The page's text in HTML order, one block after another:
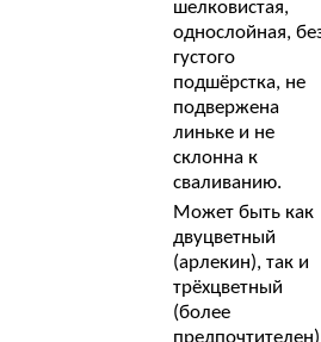
шелковистая,
однослойная,
густого
подшёрстка, не
подвержена
линьке и не
склонна к
сваливанию.
Может быть как
двуцветный
(арлекин), так и
трёхцветный
(более